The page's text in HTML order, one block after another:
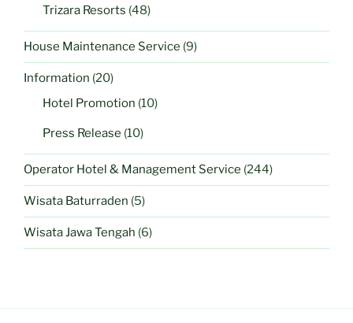
Trizara Resorts (48)
House Maintenance Service (9)
Information (20)
Hotel Promotion (10)
Press Release (10)
Operator Hotel & Management Service (244)
Wisata Baturraden (5)
Wisata Jawa Tengah (6)